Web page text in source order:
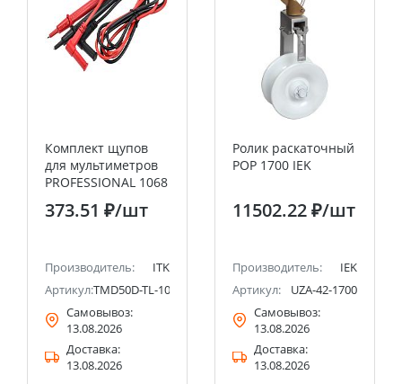
Комплект щупов
для мультиметров
PROFESSIONAL 1068
373.51 ₽/шт
Производитель:
ITK
Артикул:TMD50D-TL-100-18
Самовывоз:
13.08.2026
Доставка:
13.08.2026
Ролик раскаточный
POP 1700 IEK
11502.22 ₽/шт
Производитель:
IEK
Артикул:
UZA-42-1700
Самовывоз:
13.08.2026
Доставка:
13.08.2026